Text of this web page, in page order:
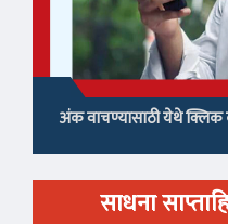
अंक वाचण्यासाठी येथे क्लिक
साधना